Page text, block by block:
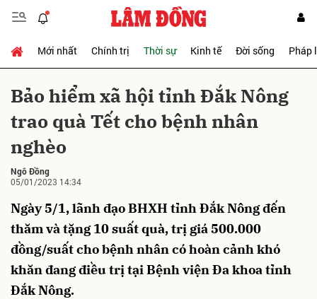
Mới nhất Chính trị Thời sự Kinh tế Đời sống Pháp
Bảo hiểm xã hội tỉnh Đắk Nông
trao quà Tết cho bệnh nhân
nghèo
Ngô Đồng
05/01/2023 14:34
Ngày 5/1, lãnh đạo BHXH tỉnh Đắk Nông đến
thăm và tặng 10 suất quà, trị giá 500.000
đồng/suất cho bệnh nhân có hoàn cảnh khó
khăn đang điều trị tại Bệnh viện Đa khoa tỉnh
Đắk Nông.
Gửi bình luận
Hủy Gửi